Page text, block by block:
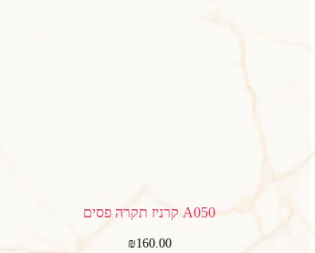
A050 קרניז תקרה פסים
₪160.00